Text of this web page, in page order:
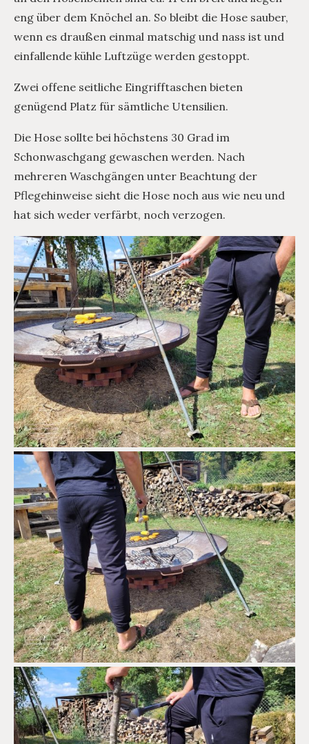
eng über dem Knöchel an. So bleibt die Hose sauber,
wenn es draußen einmal matschig und nass ist und
einfallende kühle Luftzüge werden gestoppt.
Zwei offene seitliche Eingrifftaschen bieten
genügend Platz für sämtliche Utensilien.
Die Hose sollte bei höchstens 30 Grad im
Schonwaschgang gewaschen werden. Nach
mehreren Waschgängen unter Beachtung der
Pflegehinweise sieht die Hose noch aus wie neu und
hat sich weder verfärbt, noch verzogen.